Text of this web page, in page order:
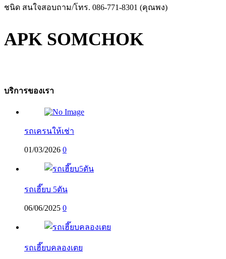
ชนิด สนใจสอบถาม/โทร. 086-771-8301 (คุณพง)
APK SOMCHOK
บริการของเรา
รถเครนให้เช่า
01/03/2026 0
รถเฮี๊ยบ 5ตัน
06/06/2025 0
รถเฮี๊ยบคลองเตย